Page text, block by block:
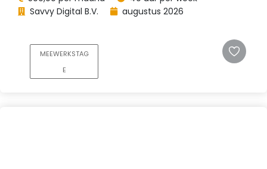
Savvy Digital B.V.
augustus 2026
MEEWERKSTAG
E